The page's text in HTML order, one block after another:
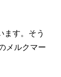
ます。そう
メルクマー